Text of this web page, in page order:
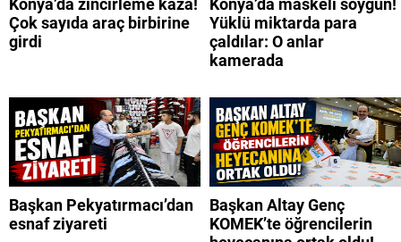
Konya’da zincirleme kaza!
Çok sayıda araç birbirine
girdi
Konya’da maskeli soygun!
Yüklü miktarda para
çaldılar: O anlar
kamerada
Başkan Pekyatırmacı’dan
esnaf ziyareti
Başkan Altay Genç
KOMEK’te öğrencilerin